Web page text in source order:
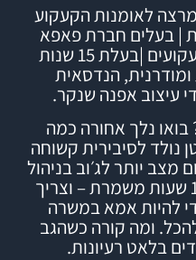
לאומנות הקעקוע
| בעלים חברתפאפא
|
בעלת 15 שנות
הנדסאית
עיצוב אפנה שנקר.
בואו נלך אחורה כמה
קטן נולד לסיבירית קשוחה
יותר לג׳וב בניהול
צוותים עם משמרות של 14 שעות משמרת – וצריך
להיות אמא במשרה
ומה קורה כשהגב
בלאט רעיונות.